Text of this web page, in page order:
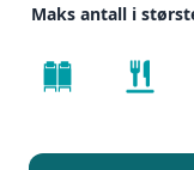
Maks antall i